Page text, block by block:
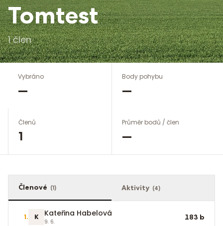
Tomtest
1 člen
Vybráno
—
Body pohybu
—
Členů
1
Průměr bodů / člen
—
Členové (1) Aktivity (4)
1. K Kateřina Habelová
9. 6.
183 b